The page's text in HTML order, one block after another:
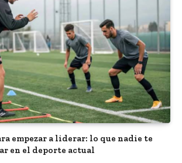
empezar a liderar: lo que nadie te
en el deporte actual